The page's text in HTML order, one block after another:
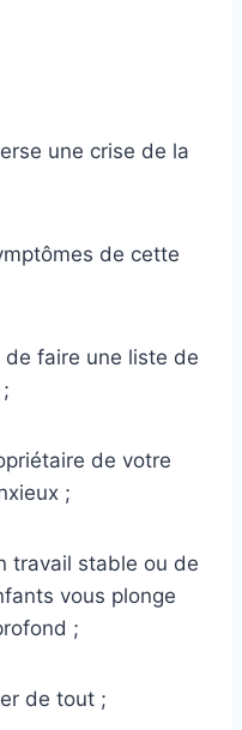
une crise de la
de cette
de faire une liste de
de votre
;
travail stable ou de
vous plonge
;
de tout ;